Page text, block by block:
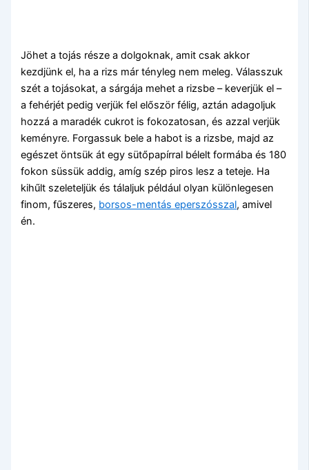
Jöhet a tojás része a dolgoknak, amit csak akkor
kezdjünk el, ha a rizs már tényleg nem meleg. Válasszuk
szét a tojásokat, a sárgája mehet a rizsbe – keverjük el –
a fehérjét pedig verjük fel először félig, aztán adagoljuk
hozzá a maradék cukrot is fokozatosan, és azzal verjük
keményre. Forgassuk bele a habot is a rizsbe, majd az
egészet öntsük át egy sütőpapírral bélelt formába és 180
fokon süssük addig, amíg szép piros lesz a teteje. Ha
kihűlt szeleteljük és tálaljuk például olyan különlegesen
finom, fűszeres, borsos-mentás eperszósszal, amivel
én.